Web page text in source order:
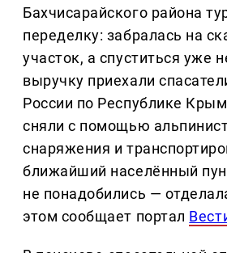
Бахчисарайского района
переделку: забралась на
участок, а спуститься уже
выручку приехали
России по Республике
сняли с помощью
снаряжения и
ближайший населённый
не понадобились —
этом сообщает портал